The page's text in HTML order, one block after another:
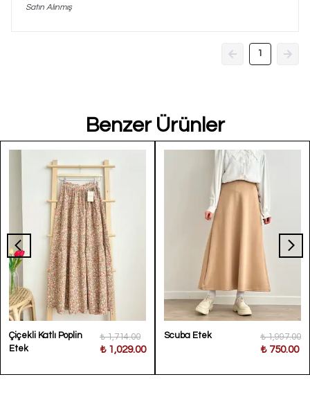
Satın Alınmış
1
Benzer Ürünler
Çiçekli Katlı Poplin
Etek
₺ 1,714.00
₺ 1,029.00
Scuba Etek ₺ 1,997.00
₺ 750.00